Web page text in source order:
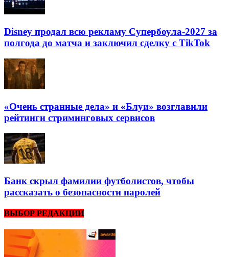
Disney продал всю рекламу Супербоула-2027 за
полгода до матча и заключил сделку с TikTok
«Очень странные дела» и «Блуи» возглавили
рейтинги стриминговых сервисов
Банк скрыл фамилии футболистов, чтобы
рассказать о безопасности паролей
ВЫБОР РЕДАКЦИИ